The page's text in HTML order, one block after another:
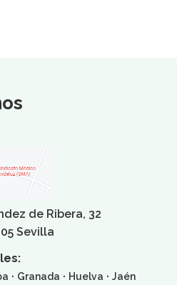
de Ribera, 32
Sevilla
· Granada · Huelva · Jaén